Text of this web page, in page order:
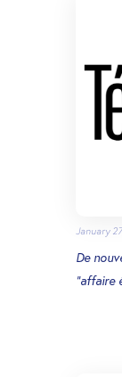
January
De
"affaire